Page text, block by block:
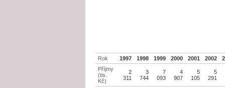
Rok 1997 1998 1999 2000 2001 2002
Příjmy
(tis.
Kč)
2
311
3
744
7
093
4
907
5
105
5
291